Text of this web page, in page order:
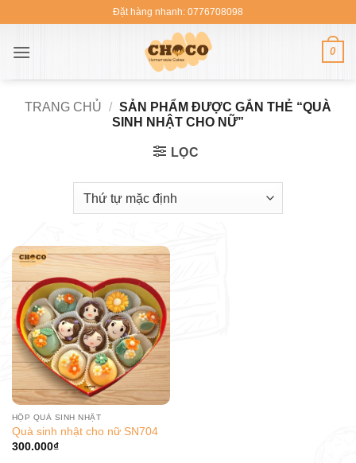
nội
Đặt hàng nhanh: 0776708098
0
TRANG CHỦ / SẢN PHẨM ĐƯỢC GẮN THẺ “QUÀ
SINH NHẬT CHO NỮ”
LỌC
HỘP QUÀ SINH NHẬT
Quà sinh nhật cho nữ SN704
300.000₫